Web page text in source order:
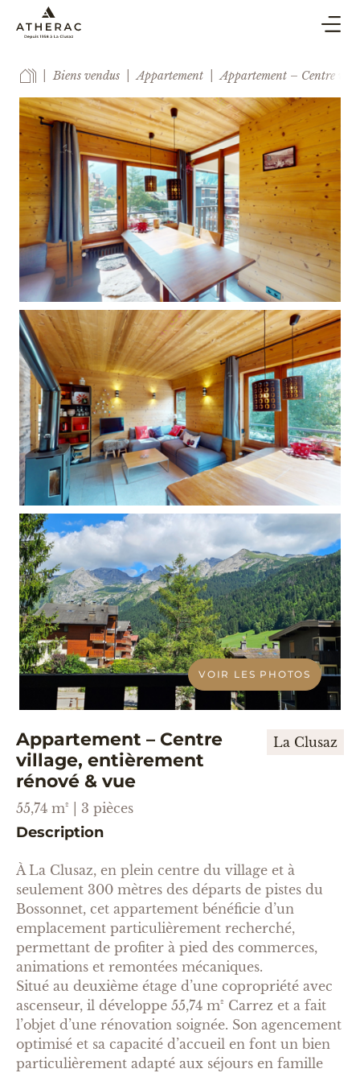
SYNDIC
LOCATION DE VACANCES
BLOG
AGENCE
ESTIMER
CONTACT
Biens vendus Appartement Appartement – Centre
VOIR LES PHOTOS
Appartement – Centre
village, entièrement
rénové & vue
La Clusaz
55,74 m² | 3 pièces
Description
À La Clusaz, en plein centre du village et à
seulement 300 mètres des départs de pistes du
Bossonnet, cet appartement bénéficie d’un
emplacement particulièrement recherché,
permettant de profiter à pied des commerces,
animations et remontées mécaniques.
Situé au deuxième étage d’une copropriété avec
ascenseur, il développe 55,74 m² Carrez et a fait
l’objet d’une rénovation soignée. Son agencement
optimisé et sa capacité d’accueil en font un bien
particulièrement adapté aux séjours en famille